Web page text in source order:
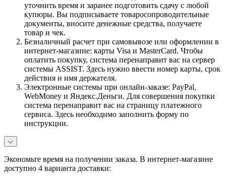
уточнить время и заранее подготовить сдачу с любой
купюры. Вы подписываете товаросопроводительные
документы, вносите денежные средства, получаете
товар и чек.
Безналичный расчет при самовывозе или оформлении в
интернет-магазине: карты Visa и MasterCard. Чтобы
оплатить покупку, система перенаправит вас на сервер
системы ASSIST. Здесь нужно ввести номер карты, срок
действия и имя держателя.
Электронные системы при онлайн-заказе: PayPal,
WebMoney и Яндекс.Деньги. Для совершения покупки
система перенаправит вас на страницу платежного
сервиса. Здесь необходимо заполнить форму по
инструкции.
Экономьте время на получении заказа. В интернет-магазине
доступно 4 варианта доставки: